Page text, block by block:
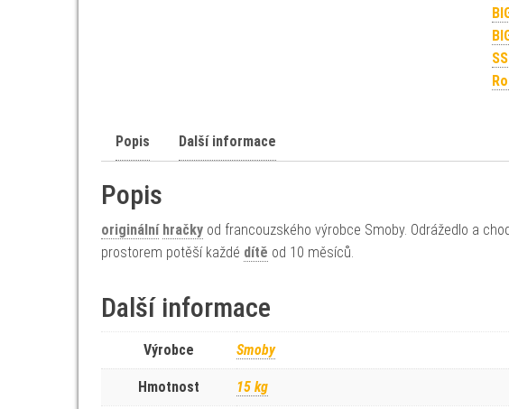
Popis Další informace
Popis
originální hračky od francouzského výrobce Smoby. Odrážedlo a
prostorem potěší každé dítě od 10 měsíců.
Další informace
Výrobce Smoby
Hmotnost 15 kg